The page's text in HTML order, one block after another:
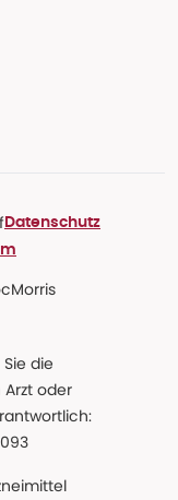
Datenschutz
die
oder